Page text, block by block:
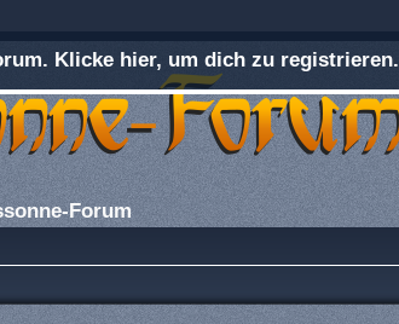
Klicke hier, um dich zu registrieren.
Forum